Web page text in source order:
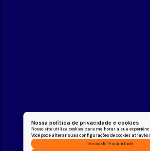
Nossa política de privacidade e cookies
Nosso site utiliza cookies para melhorar a sua
Você pode alterar suas configurações de cookies através
Termos de Privacidade